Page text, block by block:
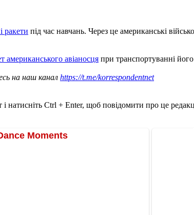
ракети під час навчань. Через це американські
американського авіаносця при транспортуванні
на наш канал https://t.me/korrespondentnet
натисніть Ctrl + Enter, щоб повідомити про це